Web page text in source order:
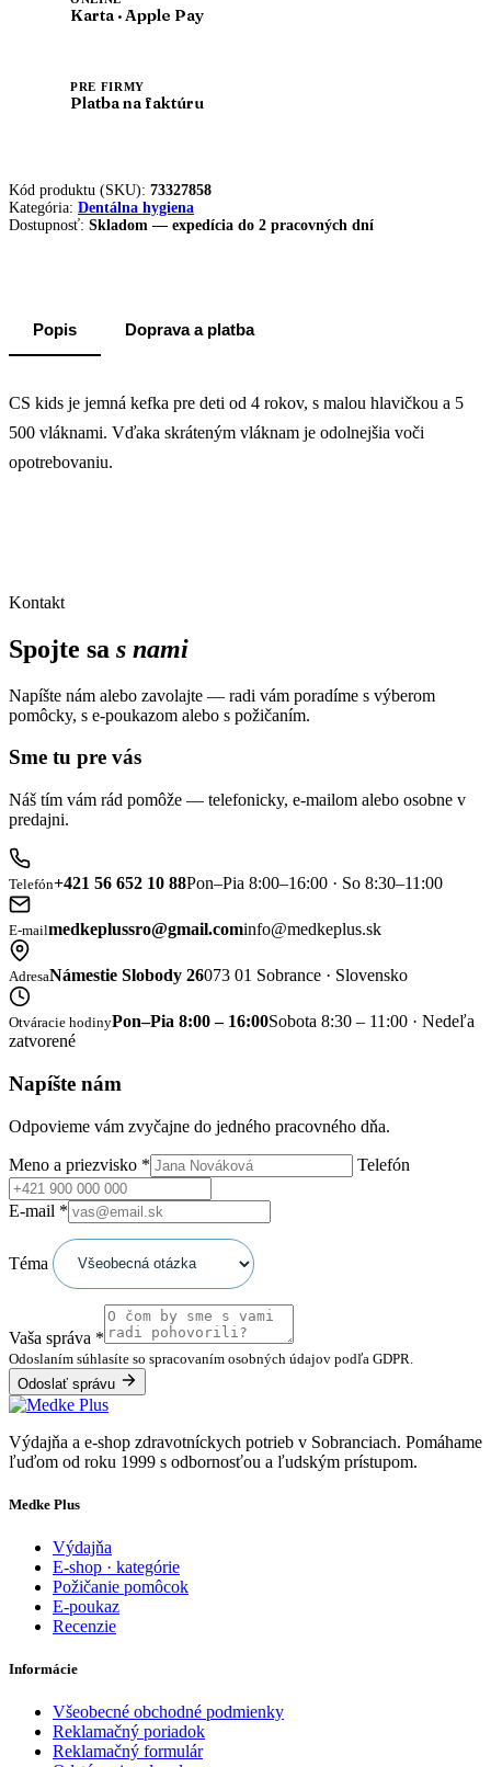
Karta · Apple Pay
PRE FIRMY
Platba na faktúru
Kód produktu (SKU): 73327858
Kategória: Dentálna hygiena
Dostupnosť: Skladom — expedícia do 2 pracovných dní
Popis Doprava a platba
CS kids je jemná kefka pre deti od 4 rokov, s malou hlavičkou a 5
500 vláknami. Vďaka skráteným vláknam je odolnejšia voči
opotrebovaniu.
Kontakt
Spojte sa s nami
Napíšte nám alebo zavolajte — radi vám poradíme s výberom
pomôcky, s e-poukazom alebo s požičaním.
Sme tu pre vás
Náš tím vám rád pomôže — telefonicky, e-mailom alebo osobne v
predajni.
Telefón+421 56 652 10 88Pon–Pia 8:00–16:00 · So 8:30–11:00
E-mailmedkeplussro@gmail.cominfo@medkeplus.sk
AdresaNámestie Slobody 26073 01 Sobrance · Slovensko
Otváracie hodinyPon–Pia 8:00 – 16:00Sobota 8:30 – 11:00 · Nedeľa
zatvorené
Napíšte nám
Odpovieme vám zvyčajne do jedného pracovného dňa.
Meno a priezvisko * Telefón
E-mail *
Téma
Vaša správa *
Odoslaním súhlasíte so spracovaním osobných údajov podľa GDPR.
Odoslať správu
Výdajňa a e-shop zdravotníckych potrieb v Sobranciach. Pomáhame
ľuďom od roku 1999 s odbornosťou a ľudským prístupom.
Medke Plus
Výdajňa
E-shop · kategórie
Požičanie pomôcok
E-poukaz
Recenzie
Informácie
Všeobecné obchodné podmienky
Reklamačný poriadok
Reklamačný formulár